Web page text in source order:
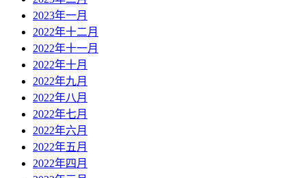
2023年一月
2022年十二月
2022年十一月
2022年十月
2022年九月
2022年八月
2022年七月
2022年六月
2022年五月
2022年四月